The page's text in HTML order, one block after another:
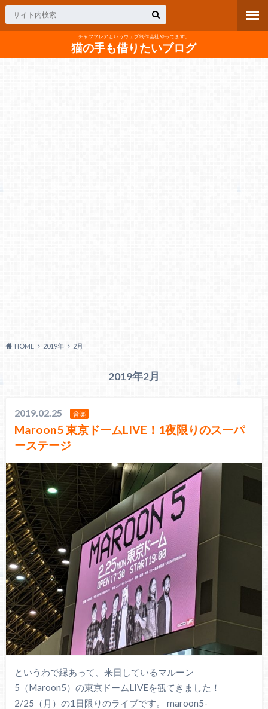
チャフフレアというウェブ制作会社やってます。
猫の手も借りたいブログ
HOME 2019年 2月
2019年2月
2019.02.25 音楽
Maroon5 東京ドームLIVE！1夜限りのスーパ
ーステージ
というわで縁あって、来日しているマルーン
5（Maroon5）の東京ドームLIVEを観てきました！
2/25（月）の1日限りのライブです。 maroon5-